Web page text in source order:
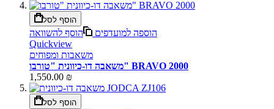
הוסף לסל
הוספה למועדפים
הוסף להשוואה
Quickview
משאבות ומפוחים
משאבה דו-כיוונית "טורבו" BRAVO 2000
1,550.00 ₪
הוסף לסל